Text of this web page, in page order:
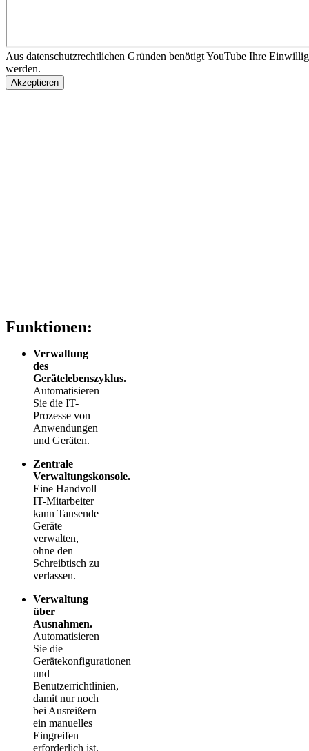
Aus datenschutzrechtlichen Gründen benötigt YouTube Ihre
werden.
Akzeptieren
Funktionen:
Verwaltung
des
Gerätelebenszyklus.
Automatisieren
Sie die IT-
Prozesse von
Anwendungen
und Geräten.
Zentrale
Verwaltungskonsole.
Eine Handvoll
IT-Mitarbeiter
kann Tausende
Geräte
verwalten,
ohne den
Schreibtisch zu
verlassen.
Verwaltung
über
Ausnahmen.
Automatisieren
Sie die
Gerätekonfigurationen
und
Benutzerrichtlinien,
damit nur noch
bei Ausreißern
ein manuelles
Eingreifen
erforderlich ist.